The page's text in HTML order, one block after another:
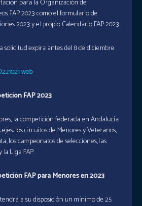
para la Organización de
FAP 2023 como el formulario de
2023 y el propio Calendario FAP 2023.
solicitud expira antes del 8 de diciembre.
web
FAP 2023
la competición federada en Andalucía
los circuitos de Menores y Veteranos,
los campeonatos de selecciones, las
Liga FAP.
FAP para Menores en 2023
a su disposición un mínimo de 25